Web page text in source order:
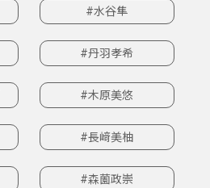
#水谷隼
#丹羽孝希
#木原美悠
#長﨑美柚
#森薗政崇